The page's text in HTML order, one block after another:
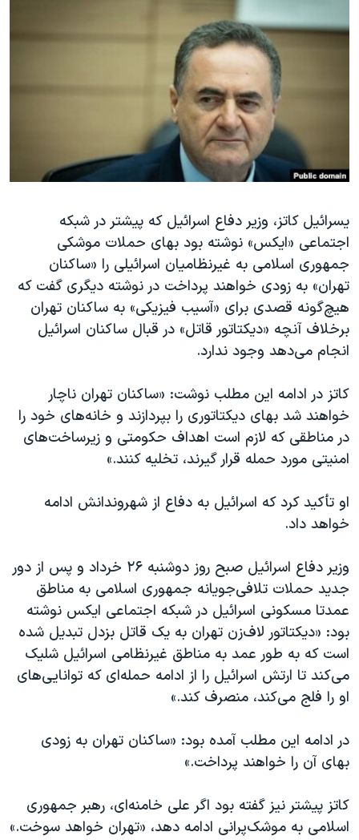
حقوق شهروندی
علم و فناوری
اسرائیل در جنگ
گالری عکس
انتخابات ریاست جمهوری آمریکا ۲۰۲۴
حمله جمهوری اسلامی به اسرائیل
ورزش زنان در ایران
اعتراضات زن، زندگی، آزادی
تریبونال مردمی آبان ۹۸
دادگاه حمید نوری
چهل سال گروگان‌گیری
قانون شفافیت دارائی کادر رهبری ایران
اعتراضات مردمی آبان ۹۸
اسرائیل در جنگ
نرگس محمدی برنده جایزه نوبل صلح
همایش محافظه‌کاران آمریکا «سی‌پک»
صفحه‌های ویژه
زبانهای مختلف
یسرائيل کاتز، وزیر دفاع ⁧‫اسرائيل که پیشتر در شبکه
اجتماعی «ایکس» نوشته بود بهای حملات موشکی
جمهوری اسلامی به غیرنظامیان اسرائیلی را «ساکنان
تهران» به زودی خواهند پرداخت در نوشته دیگری گفت که
هیچ‌گونه قصدی برای «آسیب فیزیکی» به ساکنان تهران
برخلاف آنچه «دیکتاتور قاتل» در قبال ساکنان اسرائیل
انجام می‌دهد وجود ندارد.
کاتز در ادامه این مطلب نوشت: «ساکنان تهران ناچار
خواهند شد بهای دیکتاتوری را بپردازند و خانه‌های خود را
در مناطقی که لازم است اهداف حکومتی و زیرساخت‌های
امنیتی مورد حمله قرار گیرند، تخلیه کنند.»
او تأکید کرد که اسرائیل به دفاع از شهروندانش ادامه
خواهد داد.
وزیر دفاع ⁧‫اسرائيل‬⁩ صبح روز دوشنبه ۲۶ خرداد و پس از دور
جدید حملات تلافی‌جویانه جمهوری اسلامی به مناطق
عمدتا مسکونی اسرائیل در شبکه اجتماعی ایکس نوشته
بود: ‏«دیکتاتور لاف‌زن تهران به یک قاتل بزدل تبدیل شده
است که به طور عمد به مناطق غیرنظامی اسرائیل شلیک
می‌کند تا ارتش اسرائیل را از ادامه حمله‌ای که توانایی‌های
او را فلج می‌کند، منصرف کند.»
‬⁩در ادامه این مطلب آمده بود: «ساکنان تهران به زودی
بهای آن را خواهند پرداخت.»
کاتز پیشتر نیز گفته بود اگر علی خامنه‌ای، رهبر جمهوری
اسلامی به موشک‌پرانی ادامه دهد، «تهران خواهد سوخت.»